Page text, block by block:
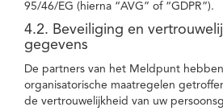
95/46/EG (hierna “AVG” of “GDPR”).
4.2. Beveiliging en
gegevens
De partners van het Meldpunt
organisatorische maatregelen
de vertrouwelijkheid van uw